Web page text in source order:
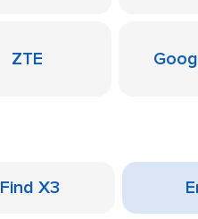
ZTE
Find X3